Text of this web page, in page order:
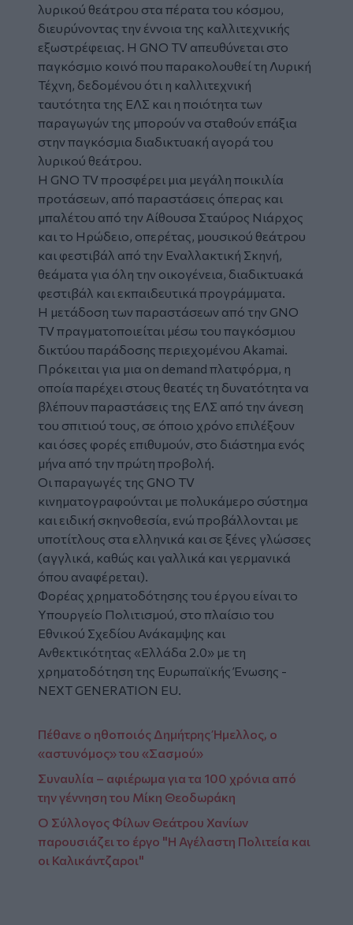
λυρικού θεάτρου στα πέρατα του κόσμου,
διευρύνοντας την έννοια της καλλιτεχνικής
εξωστρέφειας. Η GNO TV απευθύνεται στο
παγκόσμιο κοινό που παρακολουθεί τη Λυρική
Τέχνη, δεδομένου ότι η καλλιτεχνική
ταυτότητα της ΕΛΣ και η ποιότητα των
παραγωγών της μπορούν να σταθούν επάξια
στην παγκόσμια διαδικτυακή αγορά του
λυρικού θεάτρου.
Η GNO TV προσφέρει μια μεγάλη ποικιλία
προτάσεων, από παραστάσεις όπερας και
μπαλέτου από την Αίθουσα Σταύρος Νιάρχος
και το Ηρώδειο, οπερέτας, μουσικού θεάτρου
και φεστιβάλ από την Εναλλακτική Σκηνή,
θεάματα για όλη την οικογένεια, διαδικτυακά
φεστιβάλ και εκπαιδευτικά προγράμματα.
Η μετάδοση των παραστάσεων από την GNO
TV πραγματοποιείται μέσω του παγκόσμιου
δικτύου παράδοσης περιεχομένου Akamai.
Πρόκειται για μια on demand πλατφόρμα, η
οποία παρέχει στους θεατές τη δυνατότητα να
βλέπουν παραστάσεις της ΕΛΣ από την άνεση
του σπιτιού τους, σε όποιο χρόνο επιλέξουν
και όσες φορές επιθυμούν, στο διάστημα ενός
μήνα από την πρώτη προβολή.
Οι παραγωγές της GNO TV
κινηματογραφούνται με πολυκάμερο σύστημα
και ειδική σκηνοθεσία, ενώ προβάλλονται με
υποτίτλους στα ελληνικά και σε ξένες γλώσσες
(αγγλικά, καθώς και γαλλικά και γερμανικά
όπου αναφέρεται).
Φορέας χρηματοδότησης του έργου είναι το
Υπουργείο Πολιτισμού, στο πλαίσιο του
Εθνικού Σχεδίου Ανάκαμψης και
Ανθεκτικότητας «Ελλάδα 2.0» με τη
χρηματοδότηση της Ευρωπαϊκής Ένωσης -
NEXT GENERATION EU.
Πέθανε ο ηθοποιός Δημήτρης Ήμελλος, ο
«αστυνόμος» του «Σασμού»
Συναυλία – αφιέρωμα για τα 100 χρόνια από
την γέννηση του Μίκη Θεοδωράκη
Ο Σύλλογος Φίλων Θεάτρου Χανίων
παρουσιάζει το έργο "Η Αγέλαστη Πολιτεία και
οι Καλικάντζαροι"